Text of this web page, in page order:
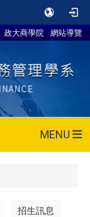
政大商學院 網站導覽
MENU
招生訊息